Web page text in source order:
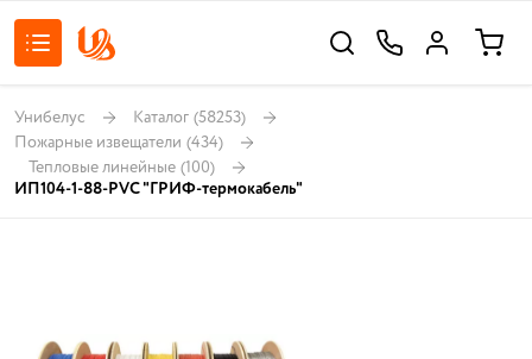
Унибелус Каталог (58253)
Пожарные извещатели (434)
Тепловые линейные (100)
ИП104-1-88-PVC "ГРИФ-термокабель"